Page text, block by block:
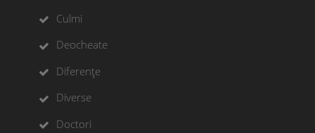
Culmi
Deocheate
Diferențe
Diverse
Doctori